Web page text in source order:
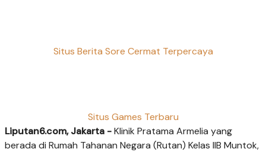
Situs Berita Sore Cermat Terpercaya
Situs Games Terbaru
Liputan6.com, Jakarta -Klinik Pratama Armelia yang
berada di Rumah Tahanan Negara (Rutan) Kelas IIB Muntok,